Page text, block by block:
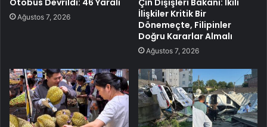
Ağustos 7, 2026
İlişkiler Kritik Bir
Dönemeçte, Filipinler
Doğru Kararlar Almalı
Ağustos 7, 2026